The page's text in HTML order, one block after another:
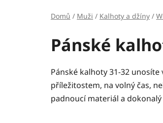
Domů / Muži / Kalhoty a džíny /
Pánské
Pánské kalhoty 31-32
příležitostem, na volný čas,
padnoucí materiál a